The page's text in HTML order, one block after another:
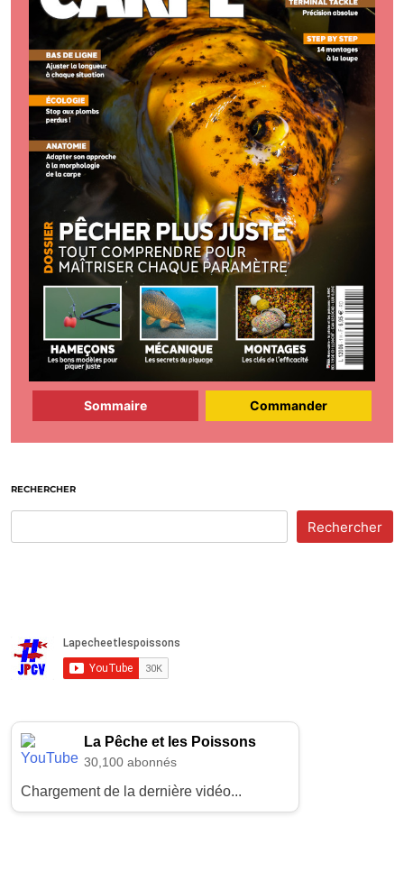
Sommaire Commander
RECHERCHER
Rechercher
La Pêche et les Poissons
30,100 abonnés
Chargement de la dernière vidéo...